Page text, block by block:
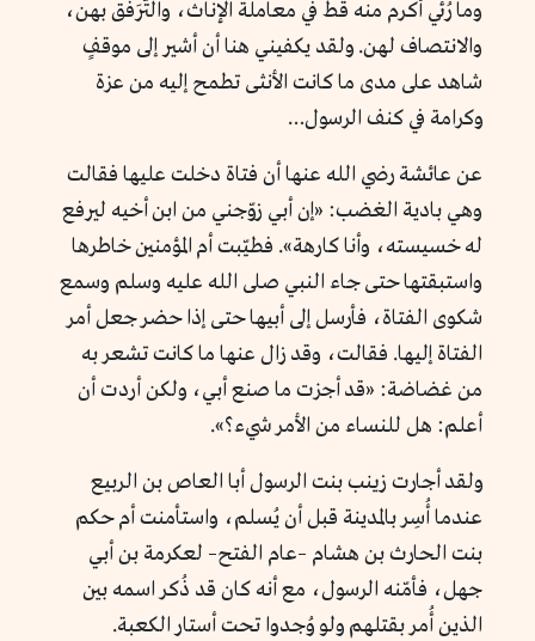
وما رُئي أكرم منه قط في معاملة الإناث، والتَّرَفُّق بهن،
والانتصاف لهن. ولقد يكفيني هنا أن أشير إلى موقفٍ
شاهد على مدى ما كانت الأنثى تطمح إليه من عزة
وكرامة في كنف الرسول…
عن عائشة رضي الله عنها أن فتاة دخلت عليها فقالت
وهي بادية الغضب: «إن أبي زوّجني من ابن أخيه ليرفع
له خسيسته، وأنا كارهة». فطيّبت أم المؤمنين خاطرها
واستبقتها حتى جاء النبي صلى الله عليه وسلم وسمع
شكوى الفتاة، فأرسل إلى أبيها حتى إذا حضر جعل أمر
الفتاة إليها. فقالت، وقد زال عنها ما كانت تشعر به
من غضاضة: «قد أجزت ما صنع أبي، ولكن أردت أن
أعلم: هل للنساء من الأمر شيء؟».
ولقد أجارت زينب بنت الرسول أبا العاص بن الربيع
عندما أُسِر بالمدينة قبل أن يُسلم، واستأمنت أم حكم
بنت الحارث بن هشام –عام الفتح– لعكرمة بن أبي
جهل، فأمّنه الرسول، مع أنه كان قد ذُكر اسمه بين
الذين أُمر بقتلهم ولو وُجدوا تحت أستار الكعبة.